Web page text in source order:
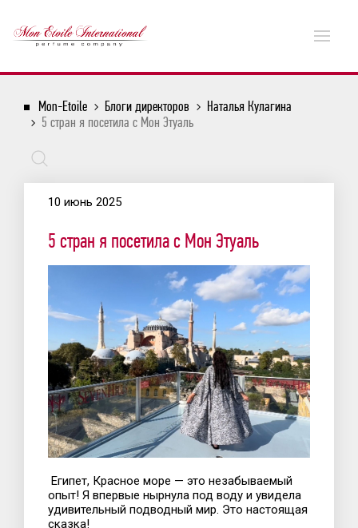
Mon-Etoile Блоги директоров
Наталья Кулагина
5 стран я посетила с Мон Этуаль
10 июнь 2025
5 стран я посетила с Мон Этуаль
Египет, Красное море — это незабываемый
опыт! Я впервые нырнула под воду и увидела
удивительный подводный мир. Это настоящая
сказка!